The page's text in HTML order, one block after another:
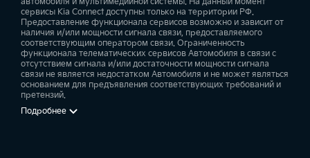
сервисы Kia Connect доступны только на территории РФ.
Предоставление функционала сервисов возможно и зависит от
наличия и/или мощности сигнала связи, предоставляемого
соответствующим оператором связи. Ограниченность
функционала телематических сервисов Автомобиля в связи с
отсутствием сигнала и/или достаточности мощности сигнала
связи не является недостатком Автомобиля и не может являться
основанием для предъявления соответствующих требований и
претензий.
Подробнее